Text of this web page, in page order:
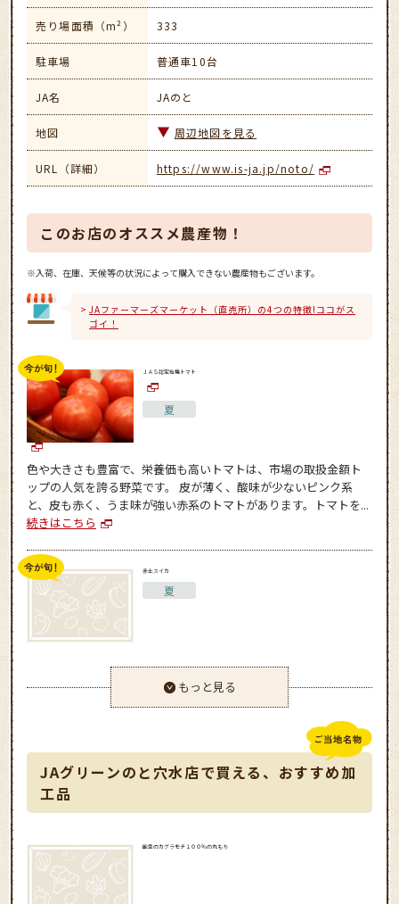
売り場面積（m²） 333
駐車場 普通車10台
JA名 JAのと
地図 周辺地図を見る
URL（詳細） https://www.is-ja.jp/noto/
このお店のオススメ農産物！
※入荷、在庫、天候等の状況によって購入できない農産物もございます。
JAファーマーズマーケット（直売所）の4つの特徴!ココがス
ゴイ！
ＪＡＳ認定有機トマト
夏
色や大きさも豊富で、栄養価も高いトマトは、市場の取扱金額ト
ップの人気を誇る野菜です。 皮が薄く、酸味が少ないピンク系
と、皮も赤く、うま味が強い赤系のトマトがあります。トマトを...
続きはこちら
赤土スイカ
夏
もっと見る
JAグリーンのと穴水店で買える、おすすめ加
工品
能登のカグラモチ１００％の丸もち